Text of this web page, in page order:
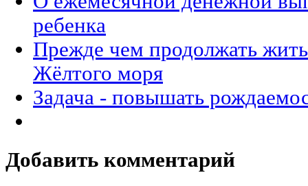
ребенка
Прежде чем продолжать
Жёлтого моря
Задача - повышать
Добавить комментарий